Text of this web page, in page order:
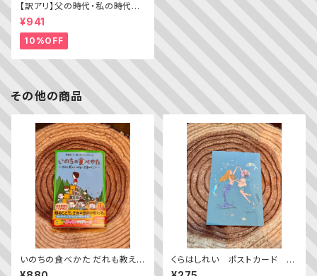
【訳アリ】父の時代・私の時代
─わがエディトリアル・デザイン
史
¥941
10%OFF
その他の商品
いのちの食べかた だれも教えて
くれない、世界のヒミツ
くらはしれい ポストカード 人
魚とダンス